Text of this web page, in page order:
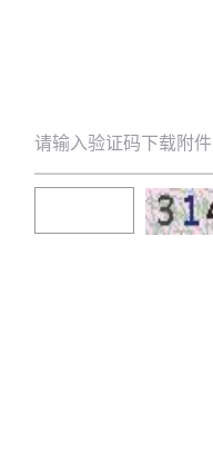
请输入验证码下载附件